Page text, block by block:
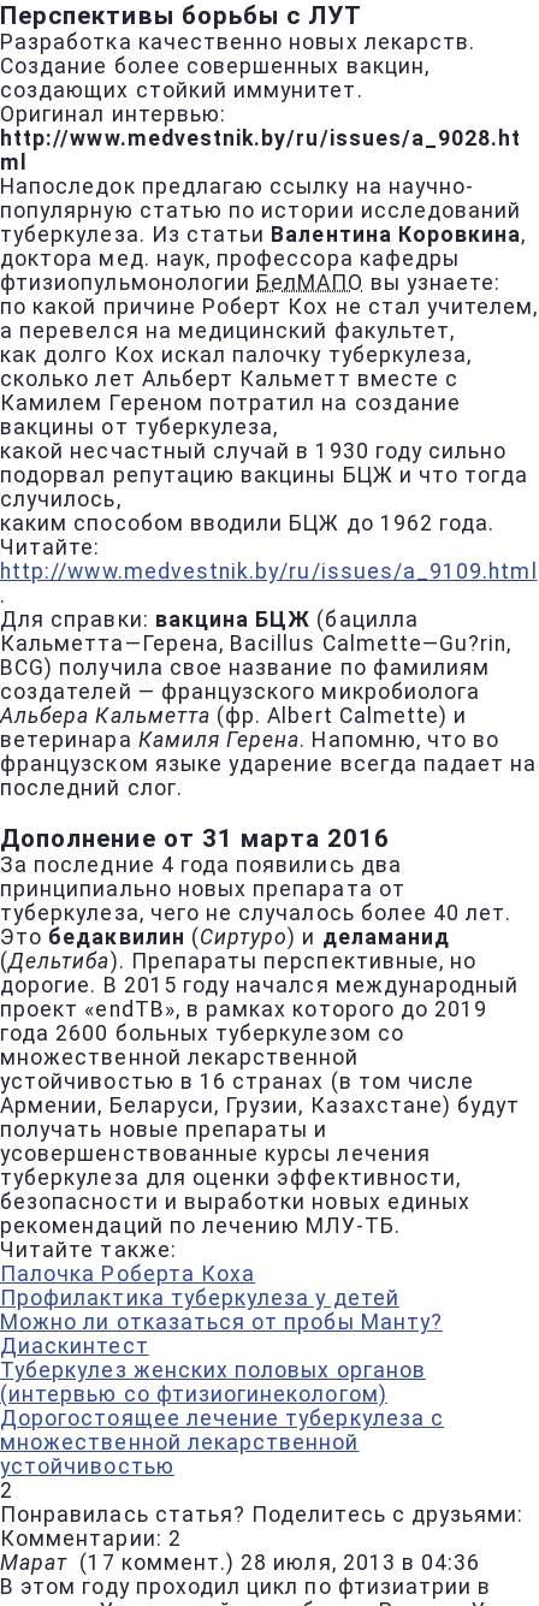
Перспективы борьбы с ЛУТ
Разработка качественно новых лекарств.
Создание более совершенных вакцин,
создающих стойкий иммунитет.
Оригинал интервью:
http://www.medvestnik.by/ru/issues/a_9028.ht
ml
Напоследок предлагаю ссылку на научно-
популярную статью по истории исследований
туберкулеза. Из статьи Валентина Коровкина,
доктора мед. наук, профессора кафедры
фтизиопульмонологии БелМАПО вы узнаете:
по какой причине Роберт Кох не стал учителем,
а перевелся на медицинский факультет,
как долго Кох искал палочку туберкулеза,
сколько лет Альберт Кальметт вместе с
Камилем Гереном потратил на создание
вакцины от туберкулеза,
какой несчастный случай в 1930 году сильно
подорвал репутацию вакцины БЦЖ и что тогда
случилось,
каким способом вводили БЦЖ до 1962 года.
Читайте:
http://www.medvestnik.by/ru/issues/a_9109.html
.
Для справки: вакцина БЦЖ (бацилла
Кальметта—Герена, Bacillus Calmette—Gu?rin,
BCG) получила свое название по фамилиям
создателей — французского микробиолога
Альбера Кальметта (фр. Albert Calmette) и
ветеринара Камиля Герена. Напомню, что во
французском языке ударение всегда падает на
последний слог.
Дополнение от 31 марта 2016
За последние 4 года появились два
принципиально новых препарата от
туберкулеза, чего не случалось более 40 лет.
Это бедаквилин (Сиртуро) и деламанид
(Дельтиба). Препараты перспективные, но
дорогие. В 2015 году начался международный
проект «endTB», в рамках которого до 2019
года 2600 больных туберкулезом со
множественной лекарственной
устойчивостью в 16 странах (в том числе
Армении, Беларуси, Грузии, Казахстане) будут
получать новые препараты и
усовершенствованные курсы лечения
туберкулеза для оценки эффективности,
безопасности и выработки новых единых
рекомендаций по лечению МЛУ-ТБ.
Читайте также:
Палочка Роберта Коха
Профилактика туберкулеза у детей
Можно ли отказаться от пробы Манту?
Диаскинтест
Туберкулез женских половых органов
(интервью со фтизиогинекологом)
Дорогостоящее лечение туберкулеза с
множественной лекарственной
устойчивостью
2
Понравилась статья? Поделитесь с друзьями:
Комментарии: 2
Марат (17 коммент.) 28 июля, 2013 в 04:36
В этом году проходил цикл по фтизиатрии в